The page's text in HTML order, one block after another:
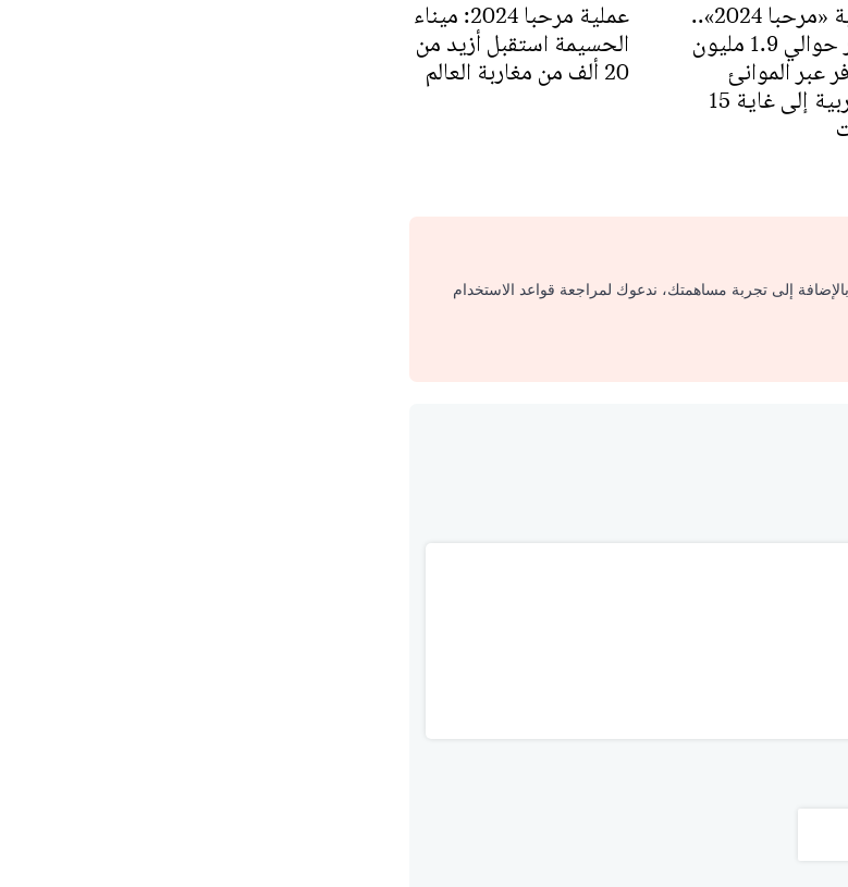
عملية «مرحبا 2024»..
عبور حوالي 1.9 مليون
عبر الموانئ
المغربية إلى غاية 15
عملية مرحبا 2024: ميناء
الحسيمة استقبل أزيد من
20 ألف من مغاربة العالم
إلى تجربة مساهمتك، ندعوك لمراجعة قواعد الاستخدام